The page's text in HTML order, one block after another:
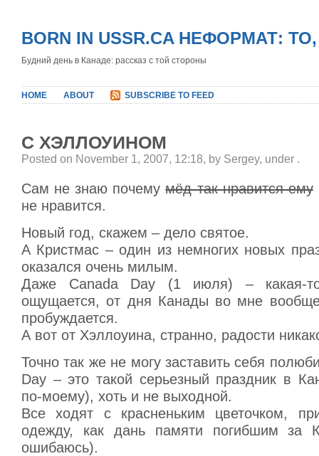
BORN IN USSR.CA НЕФОРМАТ:
Будний день в Канаде: рассказ с той стороны
HOME ABOUT SUBSCRIBE TO FEED
С ХЭЛЛОУИНОМ
Posted on November 1, 2007, 12:18, by Sergey, under .
Сам не знаю почемумёд так нравится ему
не нравится.
Новый год, скажем – дело святое.
А Кристмас – один из немногих новых
оказался очень милым.
Даже Canada Day (1 июля) – какая-то
ощущается, от дня Канады во мне вообще
пробуждается.
А вот от Хэллоуина, странно, радости
Точно так же не могу заставить себя
Day – это такой серьезный праздник в
по-моему), хоть и не выходной.
Все ходят с красненьким цветочком,
одежду, как дань памяти погибшим за
ошибаюсь).